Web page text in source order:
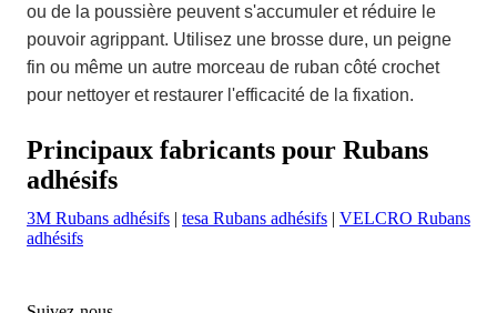
ou de la poussière peuvent s'accumuler et réduire le
pouvoir agrippant. Utilisez une brosse dure, un peigne
fin ou même un autre morceau de ruban côté crochet
pour nettoyer et restaurer l'efficacité de la fixation.
Principaux fabricants pour Rubans
adhésifs
3M Rubans adhésifs | tesa Rubans adhésifs | VELCRO Rubans
adhésifs